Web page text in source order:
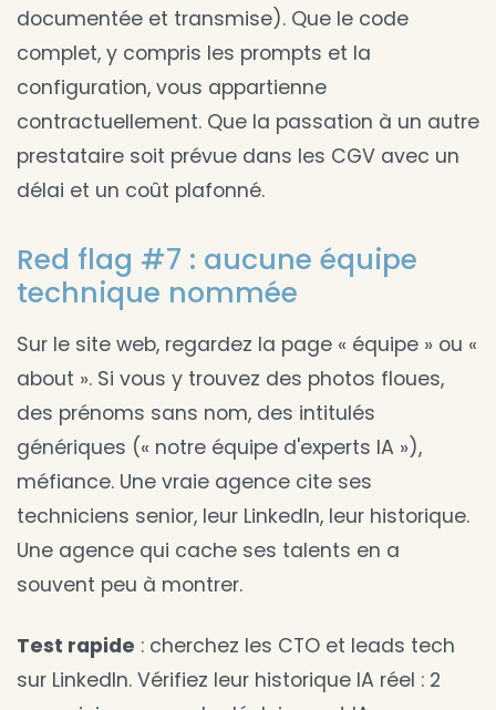
documentée et transmise). Que le code
complet, y compris les prompts et la
configuration, vous appartienne
contractuellement. Que la passation à un autre
prestataire soit prévue dans les CGV avec un
délai et un coût plafonné.
Red flag #7 : aucune équipe
technique nommée
Sur le site web, regardez la page « équipe » ou «
about ». Si vous y trouvez des photos floues,
des prénoms sans nom, des intitulés
génériques (« notre équipe d'experts IA »),
méfiance. Une vraie agence cite ses
techniciens senior, leur LinkedIn, leur historique.
Une agence qui cache ses talents en a
souvent peu à montrer.
Test rapide : cherchez les CTO et leads tech
sur LinkedIn. Vérifiez leur historique IA réel : 2